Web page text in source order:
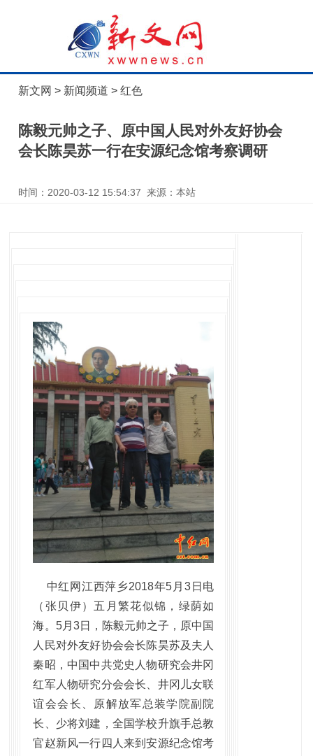
新文网 > 新闻频道 >红色
陈毅元帅之子、原中国人民对外友好协会
会长陈昊苏一行在安源纪念馆考察调研
时间：2020-03-12 15:54:37 来源：本站
中红网江西萍乡2018年5月3日电
（张贝伊）五月繁花似锦，绿荫如
海。5月3日，陈毅元帅之子，原中国
人民对外友好协会会长陈昊苏及夫人
秦昭，中国中共党史人物研究会井冈
红军人物研究分会会长、井冈儿女联
谊会会长、原解放军总装学院副院
长、少将刘建，全国学校升旗手总教
官赵新风一行四人来到安源纪念馆考